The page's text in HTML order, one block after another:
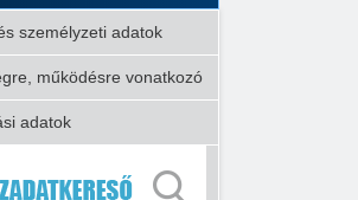
személyzeti adatok
működésre vonatkozó
adatok